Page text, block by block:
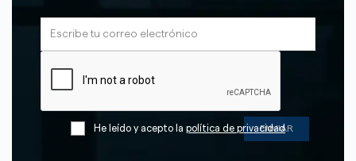
He leído y acepto la política de privacidad